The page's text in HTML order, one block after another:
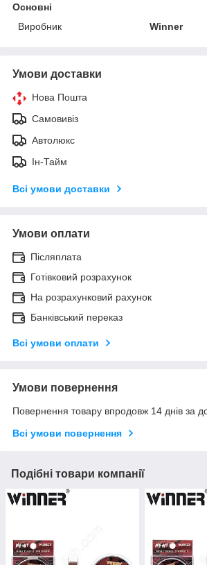
Основні
Виробник
Winner
Умови доставки
Нова Пошта
Самовивіз
Автолюкс
Ін-Тайм
Всі умови доставки
Умови оплати
Післяплата
Готівковий розрахунок
На розрахунковий рахунок
Банківський переказ
Всі умови оплати
Умови повернення
Повернення товару впродовж 14 днів за
Всі умови повернення
Подібні товари компанії